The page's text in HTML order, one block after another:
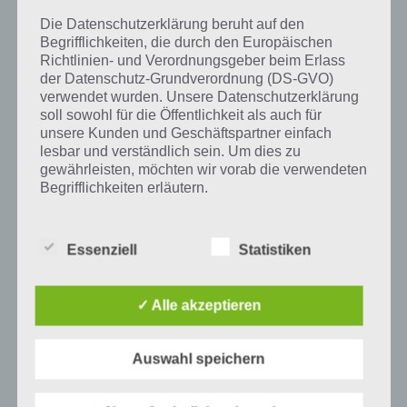
die nötigen Hintergrundinformationen geben. Bei einer self-drive
Safari fährt man selbst durch den Nationalpark und versucht dabei
Tiere zu entdecken.
Auf WhatsApp teilen Teilen auf Facebook
Tweet auf Twitter
Die Datenschutzerklärung beruht auf den
Begrifflichkeiten, die durch den Europäischen
Richtlinien- und Verordnungsgeber beim Erlass
der Datenschutz-Grundverordnung (DS-GVO)
verwendet wurden. Unsere Datenschutzerklärung
soll sowohl für die Öffentlichkeit als auch für
unsere Kunden und Geschäftspartner einfach
lesbar und verständlich sein. Um dies zu
gewährleisten, möchten wir vorab die verwendeten
Begrifflichkeiten erläutern.
unter anderem die folgenden Begriffe:
a) personenbezogene Daten
Personenbezogene Daten sind alle
Informationen, die sich auf eine identifizierte
Folgenden „betroffene Person") beziehen.
Essenziell Statistiken
✓ Alle akzeptieren
Auswahl speichern